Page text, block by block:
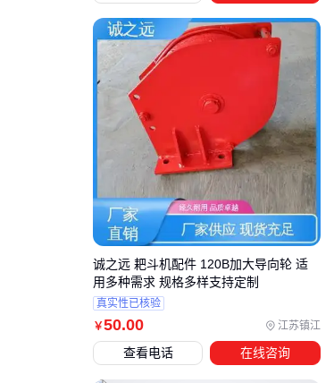
￥50.00 江苏镇江
诚之远 耙斗机配件 120B加大导向轮 适
用多种需求 规格多样支持定制
真实性已核验
查看电话 在线咨询